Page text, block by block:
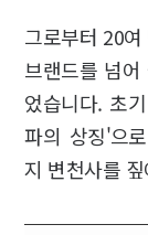
그로부터 20
브랜드를 넘
었습니다. 초
파의 상징'으
지 변천사를